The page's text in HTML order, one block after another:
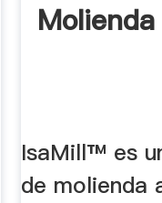
IsaMill™ es
de molienda